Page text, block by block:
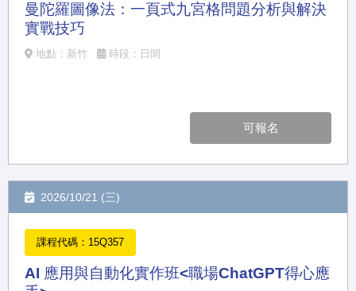
曼陀羅圖像法：一頁式九宮格問題分析與解決
實戰技巧
地點：新竹 時段：日間
可報名
2026/10/21 (三)
課程代碼：15Q357
AI 應用與自動化實作班<職場ChatGPT得心應